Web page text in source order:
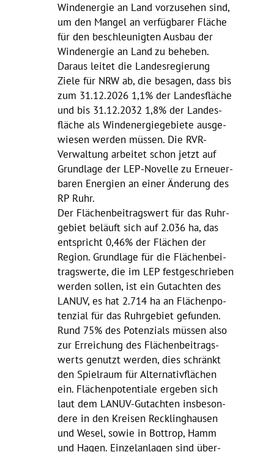
Wind­energie an Land vorzu­sehen sind,
um den Mangel an verfüg­barer Fläche
für den beschleu­nigten Ausbau der
Wind­energie an Land zu beheben.
Daraus leitet die Landes­re­gie­rung
Ziele für NRW ab, die besagen, dass bis
zum 31.12.2026 1,1% der Landes­fläche
und bis 31.12.2032 1,8% der Landes­
fläche als Wind­ener­gie­ge­biete ausge­
wiesen werden müssen. Die RVR-
Verwal­tung arbeitet schon jetzt auf
Grund­lage der LEP-Novelle zu Erneu­er­
baren Ener­gien an einer Ände­rung des
RP Ruhr.
Der Flächen­bei­trags­wert für das Ruhr­
ge­biet beläuft sich auf 2.036 ha, das
entspricht 0,46% der Flächen der
Region. Grund­lage für die Flächen­bei­
trags­werte, die im LEP fest­ge­schrieben
werden sollen, ist ein Gutachten des
LANUV, es hat 2.714 ha an Flächen­po­
ten­zial für das Ruhr­ge­biet gefunden.
Rund 75% des Poten­zials müssen also
zur Errei­chung des Flächen­bei­trags­
werts genutzt werden, dies schränkt
den Spiel­raum für Alter­na­tiv­flä­chen
ein. Flächen­po­ten­tiale ergeben sich
laut dem LANUV-Gutachten insbe­son­
dere in den Kreisen Reck­ling­hausen
und Wesel, sowie in Bottrop, Hamm
und Hagen. Einzel­an­lagen sind über­